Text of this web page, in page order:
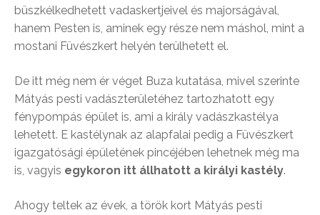
büszkélkedhetett vadaskertjeivel és majorságával,
hanem Pesten is, aminek egy része nem máshol, mint a
mostani Füvészkert helyén terülhetett el.
De itt még nem ér véget Buza kutatása, mivel szerinte
Mátyás pesti vadászterületéhez tartozhatott egy
fénypompás épület is, ami a király vadászkastélya
lehetett. E kastélynak az alapfalai pedig a Füvészkert
igazgatósági épületének pincéjében lehetnek még ma
is, vagyis egykoron itt állhatott a királyi kastély.
Ahogy teltek az évek, a török kort Mátyás pesti